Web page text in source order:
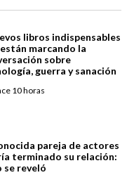
libros indispensables
marcando la
sobre
guerra y sanación
10 horas
pareja de actores
terminado su relación:
se reveló